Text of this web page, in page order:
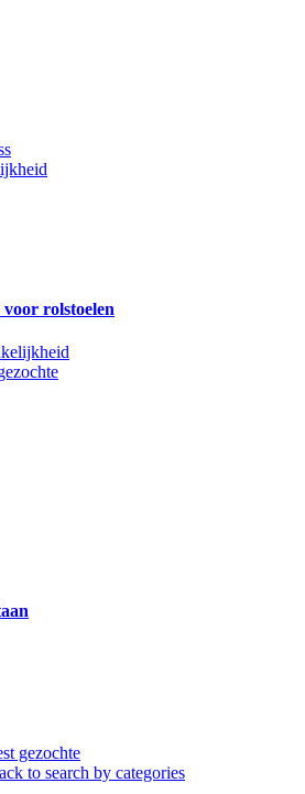
rolstoelen
gezochte
to search by categories